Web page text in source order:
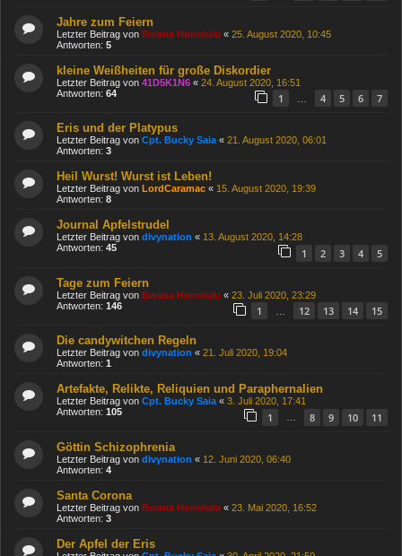
Jahre zum Feiern
Letzter Beitrag von Bwana Honolulu « 25. August 2020, 10:45
Antworten: 5
kleine Weißheiten für große Diskordier
Letzter Beitrag von 41D5K1N6 « 24. August 2020, 16:51
Antworten: 64 1 4 5 6 7
Eris und der Platypus
Letzter Beitrag von Cpt. Bucky Saia « 21. August 2020, 06:01
Antworten: 3
Heil Wurst! Wurst ist Leben!
Letzter Beitrag von LordCaramac « 15. August 2020, 19:39
Antworten: 8
Journal Apfelstrudel
Letzter Beitrag von divynation « 13. August 2020, 14:28
Antworten: 45 1 2 3 4 5
Tage zum Feiern
Letzter Beitrag von Bwana Honolulu « 23. Juli 2020, 23:29
Antworten: 146 1 12 13 14 15
Die candywitchen Regeln
Letzter Beitrag von divynation « 21. Juli 2020, 19:04
Antworten: 1
Artefakte, Relikte, Reliquien und Paraphernalien
Letzter Beitrag von Cpt. Bucky Saia « 3. Juli 2020, 17:41
Antworten: 105 1 … 8 9 10 11
Göttin Schizophrenia
Letzter Beitrag von divynation « 12. Juni 2020, 06:40
Antworten: 4
Santa Corona
Letzter Beitrag von Bwana Honolulu « 23. Mai 2020, 16:52
Antworten: 3
Der Apfel der Eris